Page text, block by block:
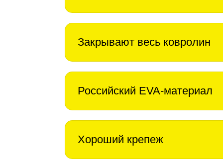
Закрывают весь ковролин
Российский EVA-материал
Хороший крепеж